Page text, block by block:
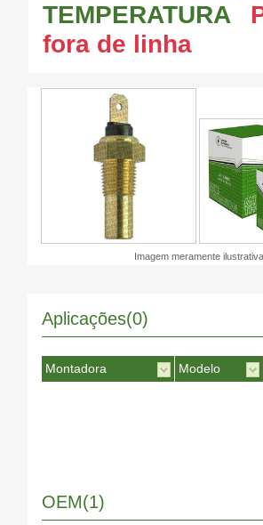
TEMPERATURA
fora de linha
Imagem meramente ilustrativa
Aplicações(0)
Montadora Modelo
OEM(1)